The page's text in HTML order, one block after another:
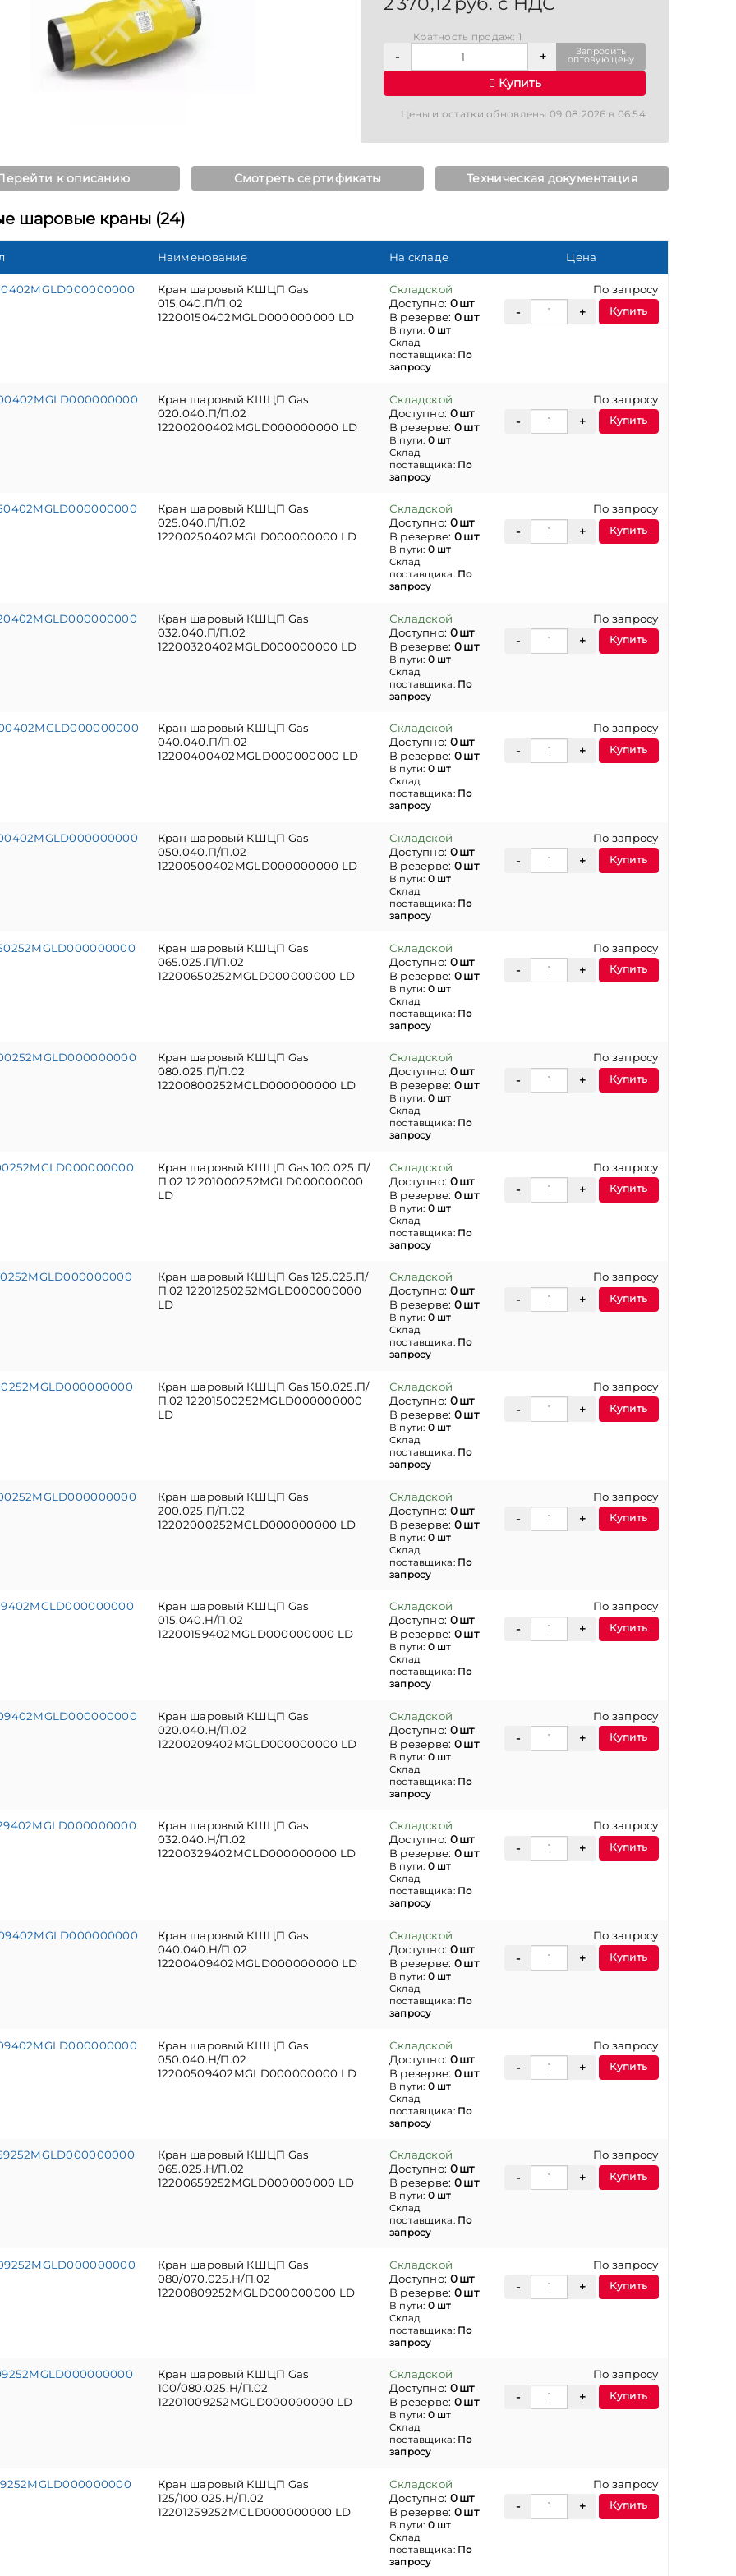
Кратность продаж: 1
Запросить
оптовую цену
Купить
Цены и остатки обновлены 09.08.2026 в 06:54
к описанию Смотреть сертификаты Техническая документация
шаровые краны (24)
Наименование На складе Цена
Кран шаровый КШЦП Gas
015.040.П/П.02
12200150402MGLD000000000 LD
Складской
Доступно: 0 шт
В резерве: 0 шт
В пути: 0 шт
Склад
поставщика: По
запросу
По запросу
Купить
Кран шаровый КШЦП Gas
020.040.П/П.02
12200200402MGLD000000000 LD
Складской
Доступно: 0 шт
В резерве: 0 шт
В пути: 0 шт
Склад
поставщика: По
запросу
По запросу
Купить
Кран шаровый КШЦП Gas
025.040.П/П.02
12200250402MGLD000000000 LD
Складской
Доступно: 0 шт
В резерве: 0 шт
В пути: 0 шт
Склад
поставщика: По
запросу
По запросу
Купить
Кран шаровый КШЦП Gas
032.040.П/П.02
12200320402MGLD000000000 LD
Складской
Доступно: 0 шт
В резерве: 0 шт
В пути: 0 шт
Склад
поставщика: По
запросу
По запросу
Купить
Кран шаровый КШЦП Gas
040.040.П/П.02
12200400402MGLD000000000 LD
Складской
Доступно: 0 шт
В резерве: 0 шт
В пути: 0 шт
Склад
поставщика: По
запросу
По запросу
Купить
Кран шаровый КШЦП Gas
050.040.П/П.02
12200500402MGLD000000000 LD
Складской
Доступно: 0 шт
В резерве: 0 шт
В пути: 0 шт
Склад
поставщика: По
запросу
По запросу
Купить
Кран шаровый КШЦП Gas
065.025.П/П.02
12200650252MGLD000000000 LD
Складской
Доступно: 0 шт
В резерве: 0 шт
В пути: 0 шт
Склад
поставщика: По
запросу
По запросу
Купить
Кран шаровый КШЦП Gas
080.025.П/П.02
12200800252MGLD000000000 LD
Складской
Доступно: 0 шт
В резерве: 0 шт
В пути: 0 шт
Склад
поставщика: По
запросу
По запросу
Купить
Кран шаровый КШЦП Gas 100.025.П/
П.02 12201000252MGLD000000000
LD
Складской
Доступно: 0 шт
В резерве: 0 шт
В пути: 0 шт
Склад
поставщика: По
запросу
По запросу
Купить
Кран шаровый КШЦП Gas 125.025.П/
П.02 12201250252MGLD000000000
LD
Складской
Доступно: 0 шт
В резерве: 0 шт
В пути: 0 шт
Склад
поставщика: По
запросу
По запросу
Купить
Кран шаровый КШЦП Gas 150.025.П/
П.02 12201500252MGLD000000000
LD
Складской
Доступно: 0 шт
В резерве: 0 шт
В пути: 0 шт
Склад
поставщика: По
запросу
По запросу
Купить
Кран шаровый КШЦП Gas
200.025.П/П.02
12202000252MGLD000000000 LD
Складской
Доступно: 0 шт
В резерве: 0 шт
В пути: 0 шт
Склад
поставщика: По
запросу
По запросу
Купить
Кран шаровый КШЦП Gas
015.040.Н/П.02
12200159402MGLD000000000 LD
Складской
Доступно: 0 шт
В резерве: 0 шт
В пути: 0 шт
Склад
поставщика: По
запросу
По запросу
Купить
Кран шаровый КШЦП Gas
020.040.Н/П.02
12200209402MGLD000000000 LD
Складской
Доступно: 0 шт
В резерве: 0 шт
В пути: 0 шт
Склад
поставщика: По
запросу
По запросу
Купить
Кран шаровый КШЦП Gas
032.040.Н/П.02
12200329402MGLD000000000 LD
Складской
Доступно: 0 шт
В резерве: 0 шт
В пути: 0 шт
Склад
поставщика: По
запросу
По запросу
Купить
Кран шаровый КШЦП Gas
040.040.Н/П.02
12200409402MGLD000000000 LD
Складской
Доступно: 0 шт
В резерве: 0 шт
В пути: 0 шт
Склад
поставщика: По
запросу
По запросу
Купить
Кран шаровый КШЦП Gas
050.040.Н/П.02
12200509402MGLD000000000 LD
Складской
Доступно: 0 шт
В резерве: 0 шт
В пути: 0 шт
Склад
поставщика: По
запросу
По запросу
Купить
Кран шаровый КШЦП Gas
065.025.Н/П.02
12200659252MGLD000000000 LD
Складской
Доступно: 0 шт
В резерве: 0 шт
В пути: 0 шт
Склад
поставщика: По
запросу
По запросу
Купить
Кран шаровый КШЦП Gas
080/070.025.Н/П.02
12200809252MGLD000000000 LD
Складской
Доступно: 0 шт
В резерве: 0 шт
В пути: 0 шт
Склад
поставщика: По
запросу
По запросу
Купить
Кран шаровый КШЦП Gas
100/080.025.Н/П.02
12201009252MGLD000000000 LD
Складской
Доступно: 0 шт
В резерве: 0 шт
В пути: 0 шт
Склад
поставщика: По
запросу
По запросу
Купить
Кран шаровый КШЦП Gas
125/100.025.Н/П.02
12201259252MGLD000000000 LD
Складской
Доступно: 0 шт
В резерве: 0 шт
В пути: 0 шт
Склад
поставщика: По
запросу
По запросу
Купить